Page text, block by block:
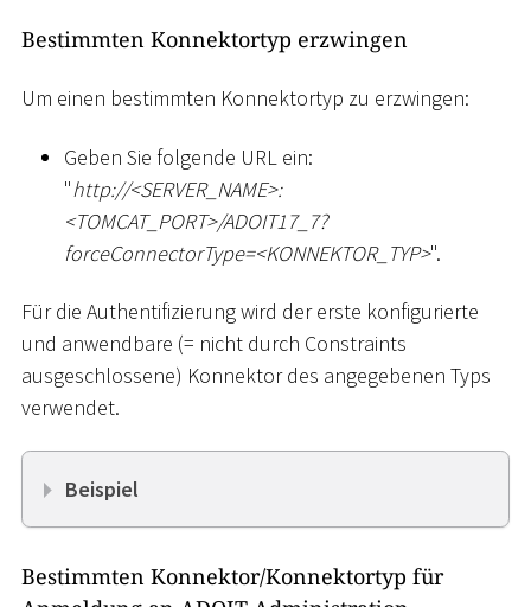
Bestimmten Konnektortyp erzwingen
Um einen bestimmten Konnektortyp zu erzwingen:
Geben Sie folgende URL ein:
"http://<SERVER_NAME>:
<TOMCAT_PORT>/ADOIT17_7?
forceConnectorType=<KONNEKTOR_TYP>".
Für die Authentifizierung wird der erste konfigurierte
und anwendbare (= nicht durch Constraints
ausgeschlossene) Konnektor des angegebenen Typs
verwendet.
Beispiel
Bestimmten Konnektor/Konnektortyp für